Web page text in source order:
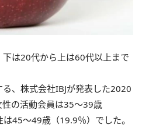
は20代から上は60代以上まで
、株式会社IBJが発表した2020
の活動会員は35～39歳
は45～49歳（19.9％）でした。